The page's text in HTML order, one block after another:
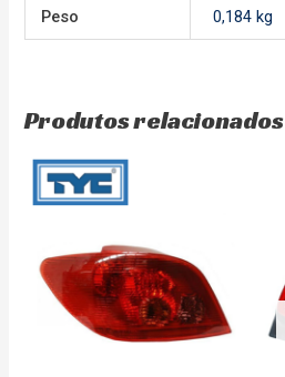
Peso 0,184 kg
Produtos relacionados